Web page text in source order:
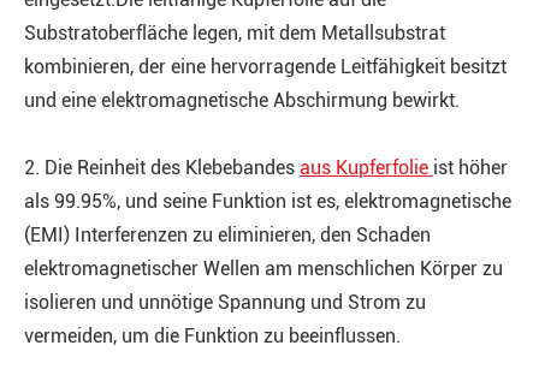
Substratoberfläche legen, mit dem Metallsubstrat
kombinieren, der eine hervorragende Leitfähigkeit besitzt
und eine elektromagnetische Abschirmung bewirkt.
2. Die Reinheit des Klebebandes aus Kupferfolie ist höher
als 99.95%, und seine Funktion ist es, elektromagnetische
(EMI) Interferenzen zu eliminieren, den Schaden
elektromagnetischer Wellen am menschlichen Körper zu
isolieren und unnötige Spannung und Strom zu
vermeiden, um die Funktion zu beeinflussen.